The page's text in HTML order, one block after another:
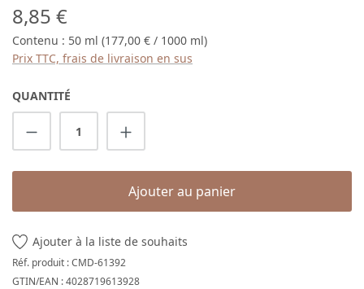
Prix régulier :
8,85 €
Contenu : 50 ml (177,00 € / 1000 ml)
Prix TTC, frais de livraison en sus
QUANTITÉ
Quantité de produit : Entrez la quantité
Ajouter au panier
Ajouter à la liste de souhaits
Réf. produit :CMD-61392
GTIN/EAN :4028719613928